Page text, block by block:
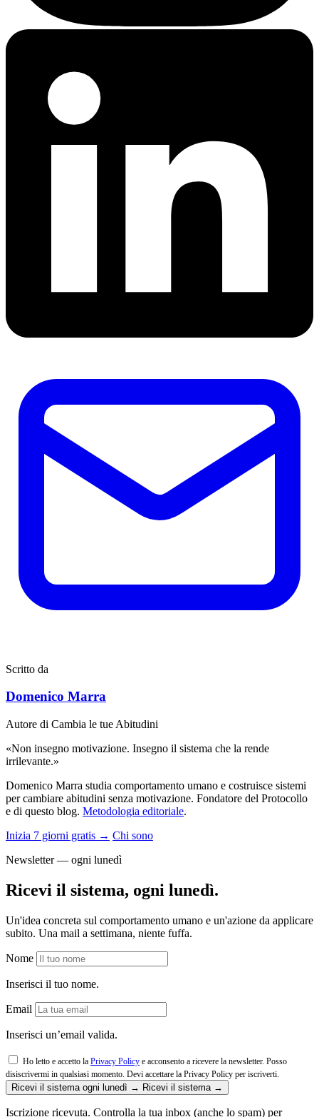
Scritto da
Domenico Marra
Autore di Cambia le tue Abitudini
«Non insegno motivazione. Insegno il sistema che la rende
irrilevante.»
Domenico Marra studia comportamento umano e costruisce sistemi
per cambiare abitudini senza motivazione. Fondatore del Protocollo
e di questo blog. Metodologia editoriale.
Inizia 7 giorni gratis → Chi sono
Newsletter — ogni lunedì
Ricevi il sistema, ogni lunedì.
Un'idea concreta sul comportamento umano e un'azione da applicare
subito. Una mail a settimana, niente fuffa.
Nome
Inserisci il tuo nome.
Email
Inserisci un’email valida.
Ho letto e accetto la Privacy Policy e acconsento a ricevere la newsletter. Posso
disiscrivermi in qualsiasi momento. Devi accettare la Privacy Policy per iscriverti.
Ricevi il sistema ogni lunedì → Ricevi il sistema →
Iscrizione ricevuta. Controlla la tua inbox (anche lo spam) per